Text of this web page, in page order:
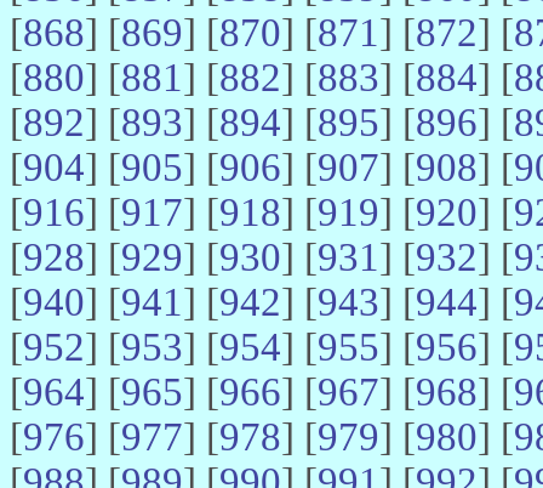
[868] [869] [870] [871] [872] [
[880] [881] [882] [883] [884] [
[892] [893] [894] [895] [896] [
[904] [905] [906] [907] [908] [
[916] [917] [918] [919] [920] [
[928] [929] [930] [931] [932] [
[940] [941] [942] [943] [944] [
[952] [953] [954] [955] [956] [
[964] [965] [966] [967] [968] [
[976] [977] [978] [979] [980] [